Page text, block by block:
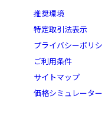
格]Wired Flexible(ビ
23E1/フレームカ
推奨環境
特定取引法表示
プライバシーポリ
ご利用条件
サイトマップ
価格シミュレーター